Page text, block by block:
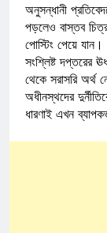
অনুসন্ধানী
পড়লেও বাস্তব
পোস্টিং পেয়ে
সংশ্লিষ্ট দপ্তরের
থেকে সরাসরি অর্থ
অধীনস্থদের
ধারণাই এখন